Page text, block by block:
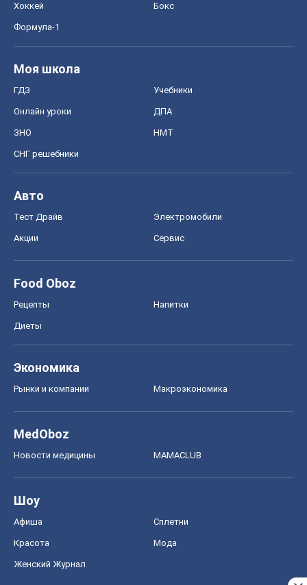
Хоккей Бокс
Формула-1
Моя школа
ГДЗ Учебники
Онлайн уроки ДПА
ЗНО НМТ
СНГ решебники
Авто
Тест Драйв Электромобили
Акции Сервис
Food Oboz
Рецепты Напитки
Диеты
Экономика
Рынки и компании Mакроэкономика
MedOboz
Новости медицины MAMACLUB
Шоу
Афиша Сплетни
Красота Мода
Женский Журнал